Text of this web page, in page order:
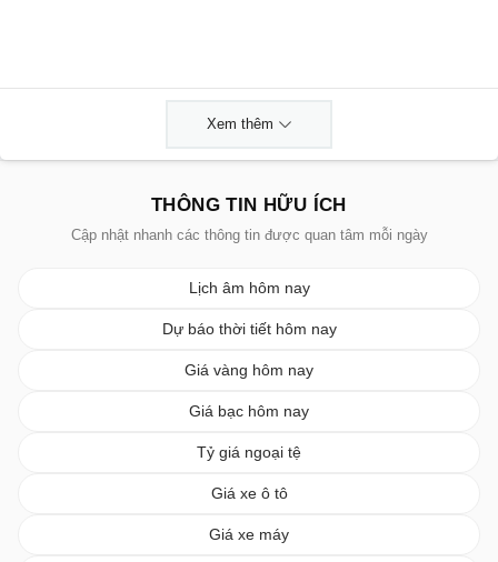
Xem thêm
THÔNG TIN HỮU ÍCH
Cập nhật nhanh các thông tin được quan tâm mỗi ngày
Lịch âm hôm nay
Dự báo thời tiết hôm nay
Giá vàng hôm nay
Giá bạc hôm nay
Tỷ giá ngoại tệ
Giá xe ô tô
Giá xe máy